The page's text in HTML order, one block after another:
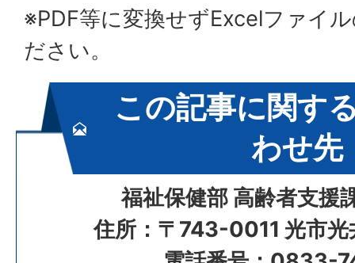
※PDF等に変換せずExcelファイ
ださい。
この記事に関す
わせ先
福祉保健部 高齢者支援
住所：〒743-0011 光市光